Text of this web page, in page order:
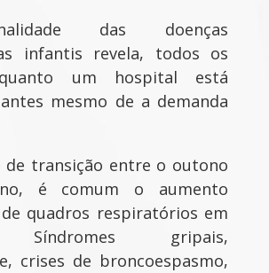
das doenças
infantis revela, todos os
um hospital está
mesmo de a demanda
de transição entre o outono
é comum o aumento
quadros respiratórios em
Síndromes gripais,
crises de broncoespasmo,